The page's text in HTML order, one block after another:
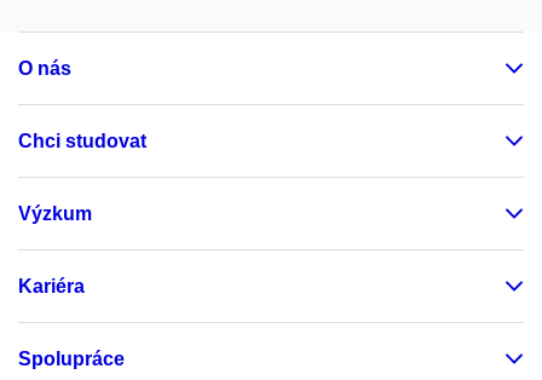
O nás
Chci studovat
Výzkum
Kariéra
Spolupráce